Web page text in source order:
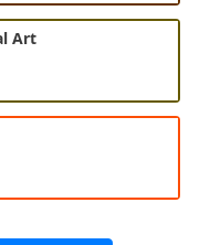
Art